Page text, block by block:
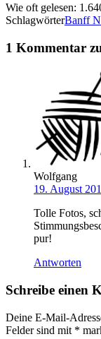
Wie oft gelesen:
SchlagwörterBanff
1 Kommentar
Wolfgang
19. August
Tolle Fotos,
pur!
Antworten
Schreibe einen
Deine E-Mail-
Felder sind mit *